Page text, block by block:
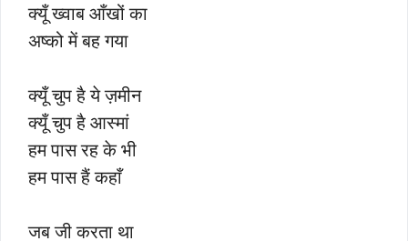
क्यूँ ख्वाब आँखों का
अष्को में बह गया
क्यूँ चुप है ये ज़मीन
क्यूँ चुप है आस्मां
हम पास रह के भी
हम पास हैं कहाँ
जब जी करता था